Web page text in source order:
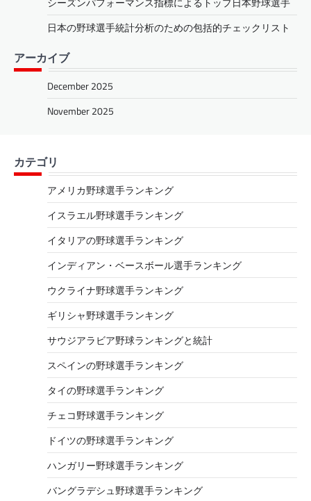
日本の野球選手統計分析のための包括的チェックリスト
アーカイブ
December 2025
November 2025
カテゴリ
アメリカ野球選手ランキング
イスラエル野球選手ランキング
イタリアの野球選手ランキング
インディアン・ベースボール選手ランキング
ウクライナ野球選手ランキング
ギリシャ野球選手ランキング
サウジアラビア野球ランキングと統計
スペインの野球選手ランキング
タイの野球選手ランキング
チェコ野球選手ランキング
ドイツの野球選手ランキング
ハンガリー野球選手ランキング
バングラデシュ野球選手ランキング